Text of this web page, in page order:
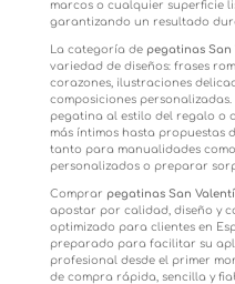
marcos o cualquier superficie
garantizando un resultado
La categoría de pegatinas San
variedad de diseños: frases
corazones, ilustraciones
composiciones
pegatina al estilo del regalo o
más íntimos hasta propuestas
tanto para manualidades
personalizados o preparar
Comprar pegatinas San
apostar por calidad, diseño y
optimizado para clientes en
preparado para facilitar su
profesional desde el primer
de compra rápida, sencilla y